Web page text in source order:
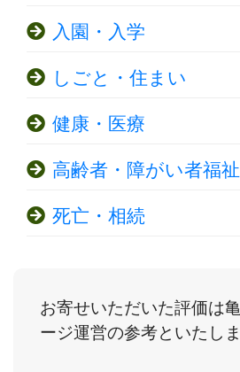
入園・入学
しごと・住まい
健康・医療
高齢者・障がい者福祉
死亡・相続